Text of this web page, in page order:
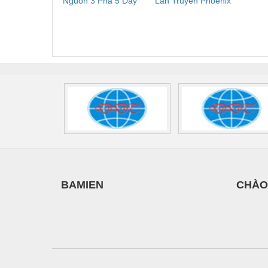
Xe hơi - Phụ tùng
Xe máy - Phụ tùng
Xe tải - phụ tùng
Y khoa - Trang thiết bị
BAMIEN